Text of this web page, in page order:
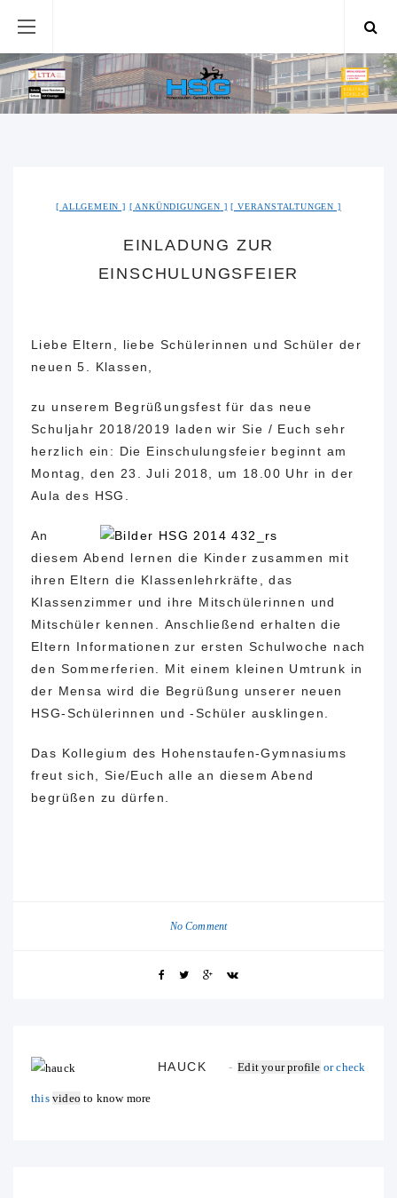
ALLGEMEIN ANKÜNDIGUNGEN VERANSTALTUNGEN
EINLADUNG ZUR
EINSCHULUNGSFEIER
Liebe Eltern, liebe Schülerinnen und Schüler der
neuen 5. Klassen,
zu unserem Begrüßungsfest für das neue
Schuljahr 2018/2019 laden wir Sie / Euch sehr
herzlich ein: Die Einschulungsfeier beginnt am
Montag, den 23. Juli 2018, um 18.00 Uhr in der
Aula des HSG.
An
diesem Abend lernen die Kinder zusammen mit
ihren Eltern die Klassenlehrkräfte, das
Klassenzimmer und ihre Mitschülerinnen und
Mitschüler kennen. Anschließend erhalten die
Eltern Informationen zur ersten Schulwoche nach
den Sommerferien. Mit einem kleinen Umtrunk in
der Mensa wird die Begrüßung unserer neuen
HSG-Schülerinnen und -Schüler ausklingen.
Das Kollegium des Hohenstaufen-Gymnasiums
freut sich, Sie/Euch alle an diesem Abend
begrüßen zu dürfen.
No Comment
HAUCK Edit your profile or check
this video to know more